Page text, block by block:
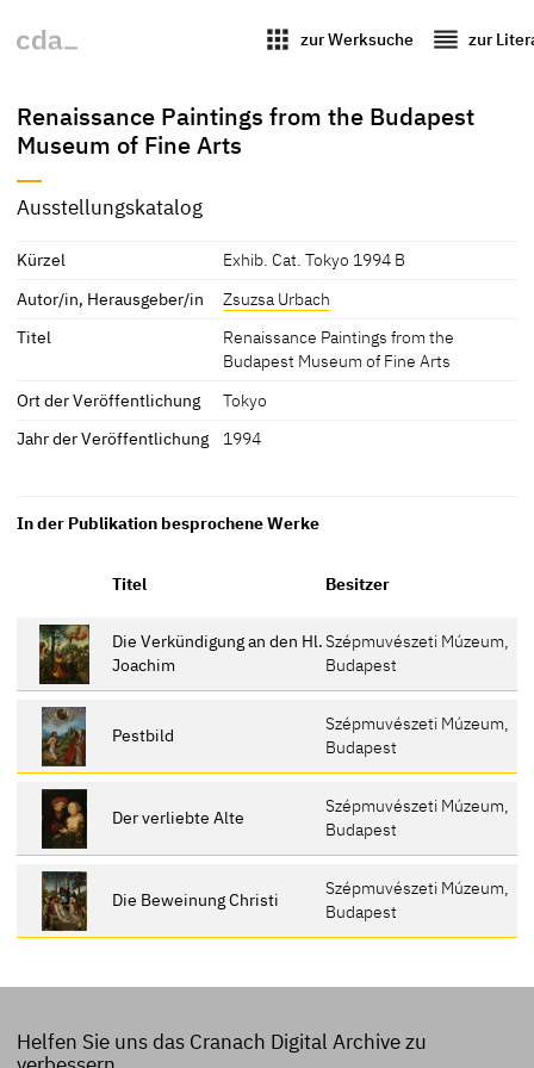
apps zur Werksuche reorder zur
Renaissance Paintings from the Budapest
Museum of Fine Arts
Ausstellungskatalog
Kürzel
Exhib. Cat. Tokyo 1994 B
Autor/in, Herausgeber/in
Zsuzsa Urbach
Titel
Renaissance Paintings from the
Budapest Museum of Fine Arts
Ort der Veröffentlichung
Tokyo
Jahr der Veröffentlichung
1994
In der Publikation besprochene Werke
Titel Besitzer
Die Verkündigung an den Hl.
Joachim
Szépmuvészeti Múzeum,
Budapest
Pestbild
Szépmuvészeti Múzeum,
Budapest
Der verliebte Alte
Szépmuvészeti Múzeum,
Budapest
Die Beweinung Christi
Szépmuvészeti Múzeum,
Budapest
Helfen Sie uns das Cranach Digital Archive zu